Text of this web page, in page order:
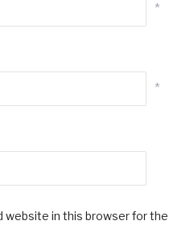
*
*
website in this browser for the